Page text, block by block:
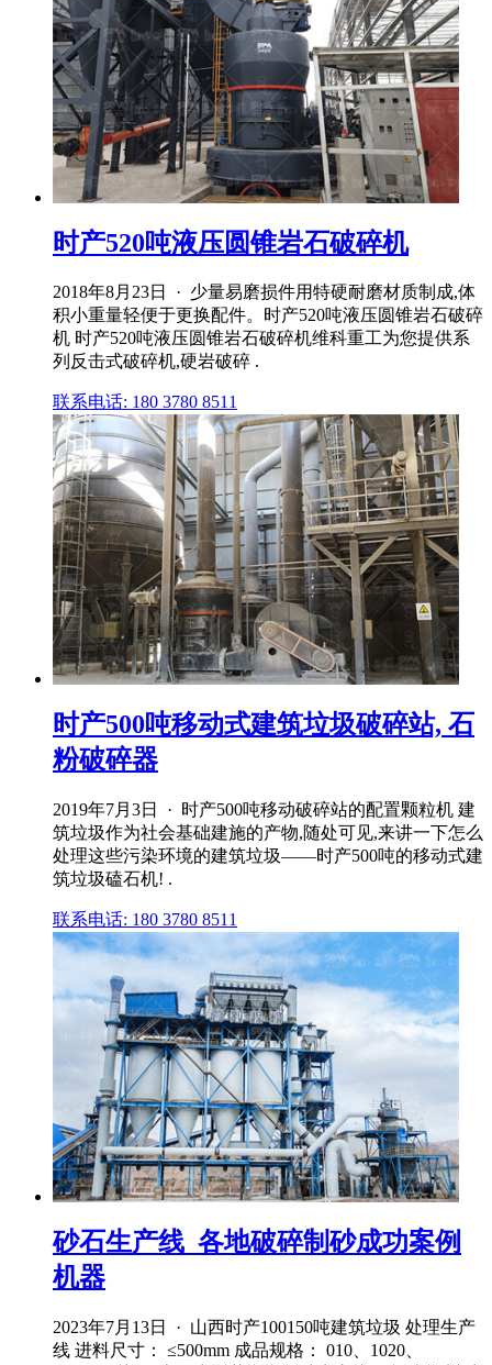
时产520吨液压圆锥岩石破碎机
2018年8月23日 · 少量易磨损件用特硬耐磨材质制成,体
积小重量轻便于更换配件。时产520吨液压圆锥岩石破碎
机 时产520吨液压圆锥岩石破碎机维科重工为您提供系
列反击式破碎机,硬岩破碎 .
联系电话: 180 3780 8511
时产500吨移动式建筑垃圾破碎站, 石
粉破碎器
2019年7月3日 · 时产500吨移动破碎站的配置颗粒机 建
筑垃圾作为社会基础建施的产物,随处可见,来讲一下怎么
处理这些污染环境的建筑垃圾——时产500吨的移动式建
筑垃圾磕石机! .
联系电话: 180 3780 8511
砂石生产线_各地破碎制砂成功案例
机器
2023年7月13日 · 山西时产100150吨建筑垃圾 处理生产
线 进料尺寸： ≤500mm 成品规格： 010、1020、